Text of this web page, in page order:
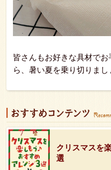
皆さんもお好きな具材で
ら、暑い夏を乗り切りまし
クリスマスを
選